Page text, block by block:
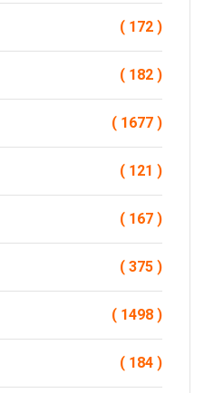
( 172 )
( 182 )
( 1677 )
( 121 )
( 167 )
( 375 )
( 1498 )
( 184 )